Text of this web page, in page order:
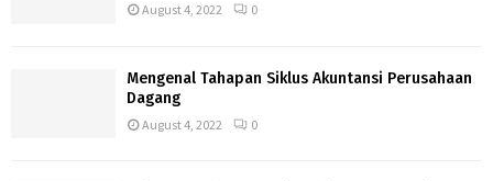
August 4, 2022 0
Mengenal Tahapan Siklus Akuntansi Perusahaan
Dagang
August 4, 2022 0